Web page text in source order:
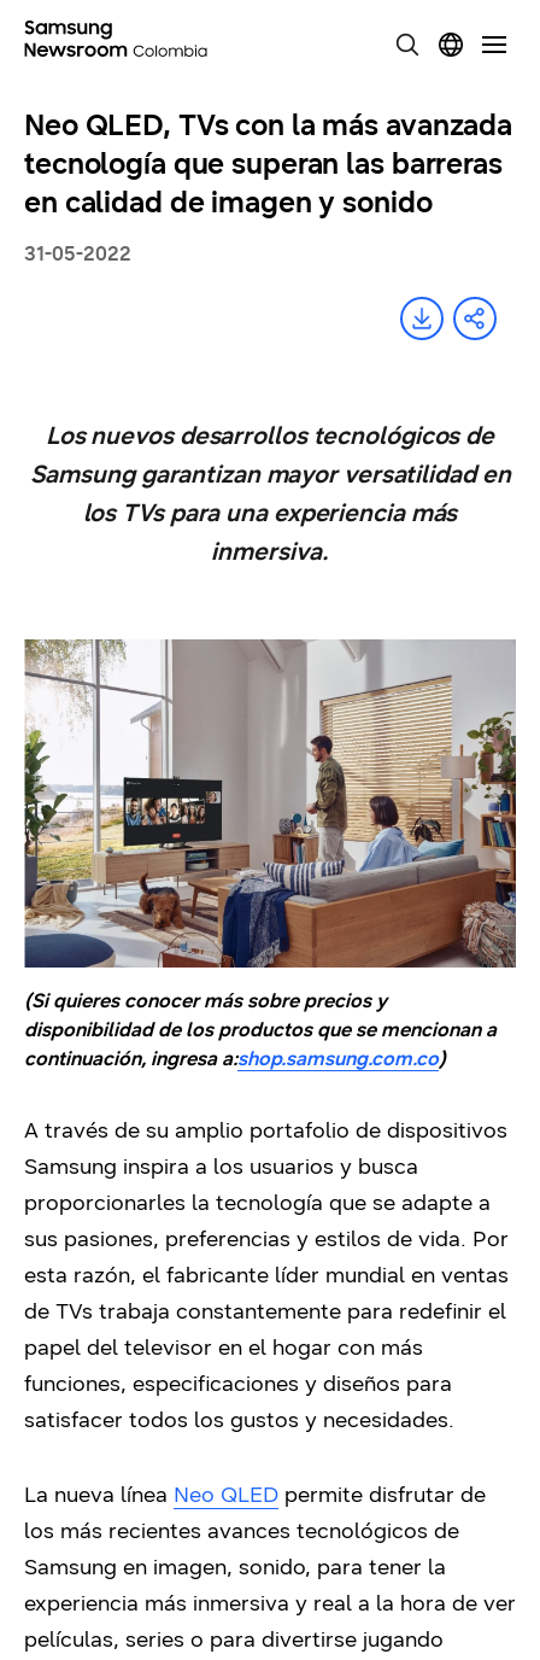
Neo QLED, TVs con la más avanzada
tecnología que superan las barreras
en calidad de imagen y sonido
31-05-2022
Los nuevos desarrollos tecnológicos de
Samsung garantizan mayor versatilidad en
los TVs para una experiencia más
inmersiva.
(Si quieres conocer más sobre precios y
disponibilidad de los productos que se mencionan a
continuación, ingresa a:shop.samsung.com.co)
A través de su amplio portafolio de dispositivos
Samsung inspira a los usuarios y busca
proporcionarles la tecnología que se adapte a
sus pasiones, preferencias y estilos de vida. Por
esta razón, el fabricante líder mundial en ventas
de TVs trabaja constantemente para redefinir el
papel del televisor en el hogar con más
funciones, especificaciones y diseños para
satisfacer todos los gustos y necesidades.
La nueva línea Neo QLED permite disfrutar de
los más recientes avances tecnológicos de
Samsung en imagen, sonido, para tener la
experiencia más inmersiva y real a la hora de ver
películas, series o para divertirse jugando